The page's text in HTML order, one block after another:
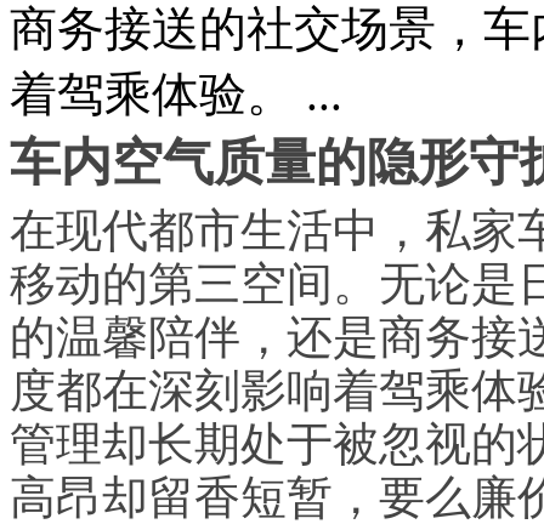
商务接送的社交场景，
着驾乘体验。 ...
车内空气质量的隐形守
在现代都市生活中，私家
移动的第三空间。无论是
的温馨陪伴，还是商务接
度都在深刻影响着驾乘体
管理却长期处于被忽视
高昂却留香短暂，要么廉